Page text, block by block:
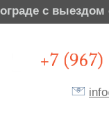
с выездом